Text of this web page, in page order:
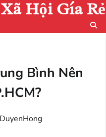
Hội Gía Rẻ
Bình Nên
DuyenHong